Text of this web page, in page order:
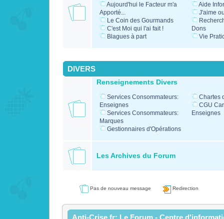
Aujourd'hui le Facteur m'a
Apporté...
Le Coin des Gourmands
C'est Moi qui l'ai fait !
Blagues à part
Aide
J'aime
Dons
Vie
DIVERS
Renseignements Divers
Services Consommateurs:
Enseignes
Services Consommateurs:
Marques
Gestionnaires d'Opérations
Chartes
CGU
Enseignes
Les Archives du Forum
Pas de nouveau message Redirection